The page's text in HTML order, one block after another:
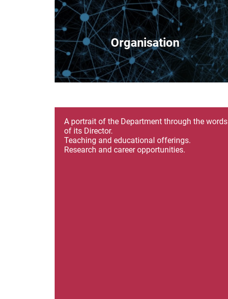
Organisation
A portrait of the Department through the words
of its Director.
Teaching and educational offerings.
Research and career opportunities.